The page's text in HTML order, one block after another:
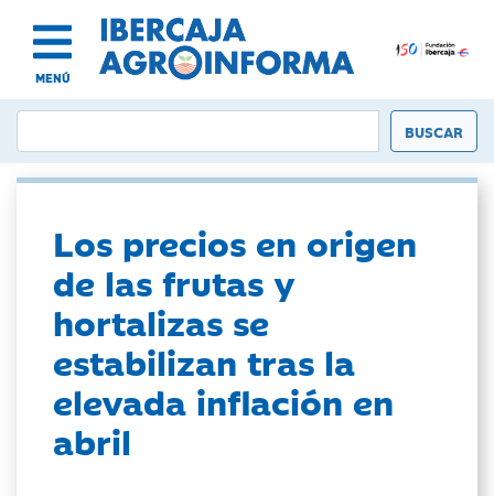
MENÚ
Los precios en origen
de las frutas y
hortalizas se
estabilizan tras la
elevada inflación en
abril